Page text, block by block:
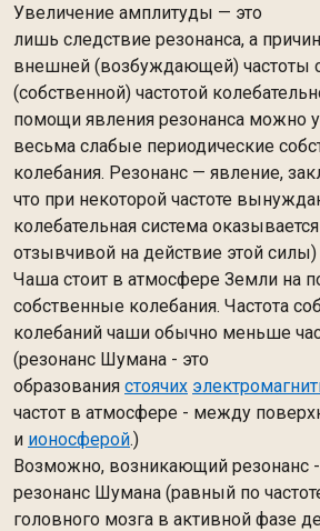
Увеличение амплитуды — это
лишь следствие резонанса, а
внешней (возбуждающей) частоты
(собственной) частотой
помощи явления резонанса можно
весьма слабые периодические
колебания. Резонанс — явление,
что при некоторой частоте
колебательная система
отзывчивой на действие этой силы)
Чаша стоит в атмосфере Земли на
собственные колебания. Частота
колебаний чаши обычно меньше
(резонанс Шумана - это
образования стоячих
частот в атмосфере - между
и ионосферой.)
Возможно, возникающий резонанс -
резонанс Шумана (равный по
головного мозга в активной фазе